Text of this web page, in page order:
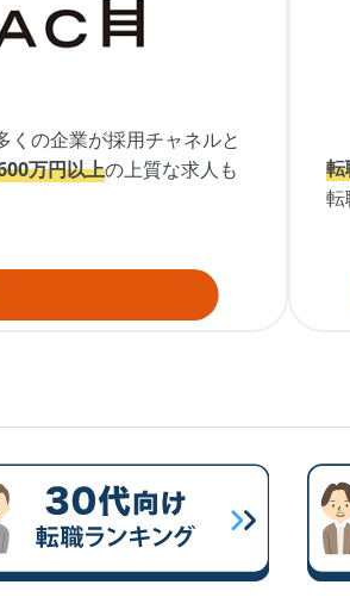
くの企業が採用チャネルと
万円以上の上質な求人も
転
転